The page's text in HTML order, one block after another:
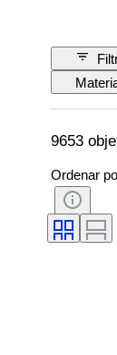
Gama
9653
Ordenar